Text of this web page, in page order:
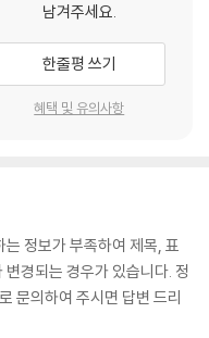
남겨주세요.
한줄평 쓰기
혜택 및 유의사항
정보가 부족하여 제목, 표
경되는 경우가 있습니다. 정
문의하여 주시면 답변 드리